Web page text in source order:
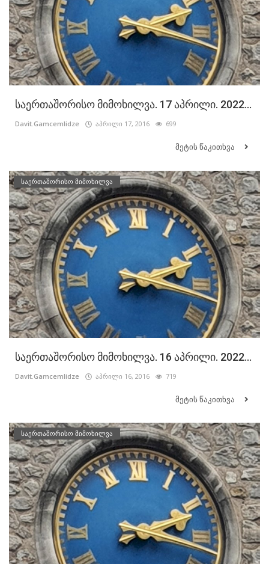
საერთაშორისო მიმოხილვა. 17 აპრილი. 2022...
Davit.Gamcemlidze აპრილი 17, 2016 699
მეტის წაკითხვა
საერთაშორისო მიმოხილვა
საერთაშორისო მიმოხილვა. 16 აპრილი. 2022...
Davit.Gamcemlidze აპრილი 16, 2016 719
მეტის წაკითხვა
საერთაშორისო მიმოხილვა